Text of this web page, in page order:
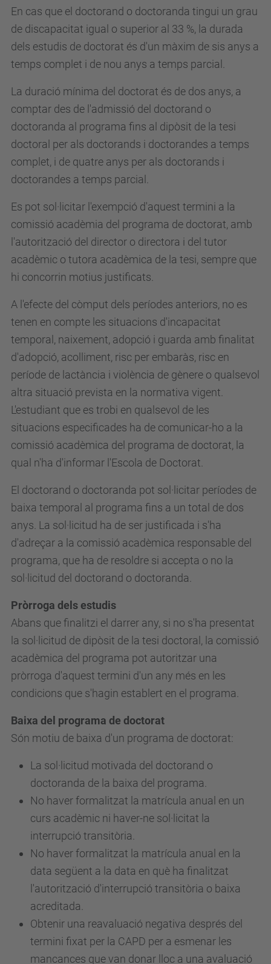
En cas que el doctorand o doctoranda tingui un grau
de discapacitat igual o superior al 33 %, la durada
dels estudis de doctorat és d'un màxim de sis anys a
temps complet i de nou anys a temps parcial.
La duració mínima del doctorat és de dos anys, a
comptar des de l'admissió del doctorand o
doctoranda al programa fins al dipòsit de la tesi
doctoral per als doctorands i doctorandes a temps
complet, i de quatre anys per als doctorands i
doctorandes a temps parcial.
Es pot sol·licitar l'exempció d'aquest termini a la
comissió acadèmia del programa de doctorat, amb
l'autorització del director o directora i del tutor
acadèmic o tutora acadèmica de la tesi, sempre que
hi concorrin motius justificats.
A l'efecte del còmput dels períodes anteriors, no es
tenen en compte les situacions d'incapacitat
temporal, naixement, adopció i guarda amb finalitat
d'adopció, acolliment, risc per embaràs, risc en
període de lactància i violència de gènere o qualsevol
altra situació prevista en la normativa vigent.
L'estudiant que es trobi en qualsevol de les
situacions especificades ha de comunicar-ho a la
comissió acadèmica del programa de doctorat, la
qual n'ha d'informar l'Escola de Doctorat.
El doctorand o doctoranda pot sol·licitar períodes de
baixa temporal al programa fins a un total de dos
anys. La sol·licitud ha de ser justificada i s'ha
d'adreçar a la comissió acadèmica responsable del
programa, que ha de resoldre si accepta o no la
sol·licitud del doctorand o doctoranda.
Pròrroga dels estudis
Abans que finalitzi el darrer any, si no s'ha presentat
la sol·licitud de dipòsit de la tesi doctoral, la comissió
acadèmica del programa pot autoritzar una
pròrroga d'aquest termini d'un any més en les
condicions que s'hagin establert en el programa.
Baixa del programa de doctorat
Són motiu de baixa d'un programa de doctorat:
La sol·licitud motivada del doctorand o
doctoranda de la baixa del programa.
No haver formalitzat la matrícula anual en un
curs acadèmic ni haver-ne sol·licitat la
interrupció transitòria.
No haver formalitzat la matrícula anual en la
data següent a la data en què ha finalitzat
l'autorització d'interrupció transitòria o baixa
acreditada.
Obtenir una reavaluació negativa després del
termini fixat per la CAPD per a esmenar les
mancances que van donar lloc a una avaluació